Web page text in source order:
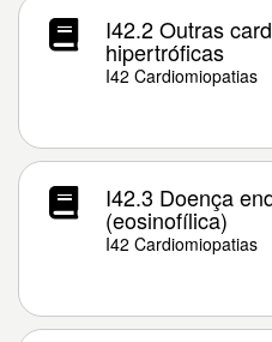
I42.2 Outras
hipertróficas
I42 Cardiomiopatias
I42.3 Doença
(eosinofílica)
I42 Cardiomiopatias